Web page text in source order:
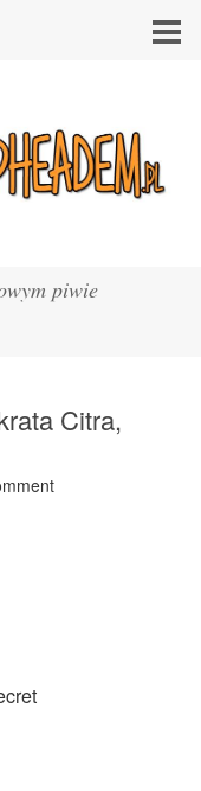
piwie
Citra,